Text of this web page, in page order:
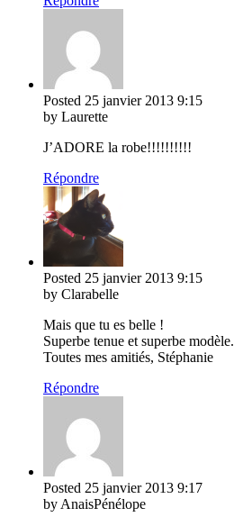
Posted 25 janvier 2013 9:15
by Laurette
J’ADORE la robe!!!!!!!!!!
Répondre
Posted 25 janvier 2013 9:15
by Clarabelle
Mais que tu es belle !
Superbe tenue et superbe modèle.
Toutes mes amitiés, Stéphanie
Répondre
Posted 25 janvier 2013 9:17
by AnaisPénélope